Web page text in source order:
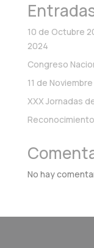
10 de Octubre
2024
Congreso
11 de
XXX Jornadas
No hay